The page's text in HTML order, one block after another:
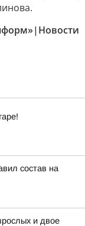
состав на
и двое